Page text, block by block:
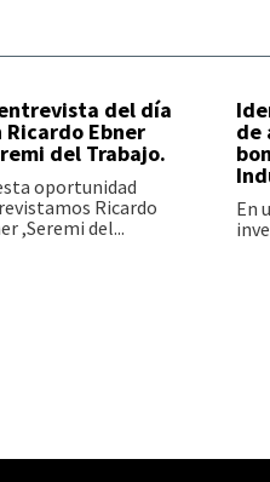
del día
Ricardo Ebner
del Trabajo.
oportunidad
Ricardo
,Seremi del...
de
En